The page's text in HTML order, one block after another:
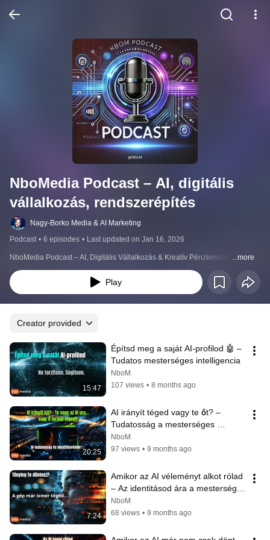
NboMedia Podcast – AI, digitális
vállalkozás, rendszerépítés
Nagy-Borko Media & AI Marketing
Podcast • 6 episodes • Last updated on Jan 16, 2026
NboMedia Podcast – AI, Digitális Vállalkozás & Kreatív Pénzkeresés ...more
Play
Creator provided
15:47
Építsd meg a saját AI-profilod 🤖 –
Tudatos mesterséges intelligencia
NboM
107 views • 8 months ago
20:25
AI irányít téged vagy te őt? –
Tudatosság a mesterséges
intelligencia korában
NboM
97 views • 9 months ago
7:24
Amikor az AI véleményt alkot rólad
– Az identitásod ára a mesterséges
intelligencia korában
NboM
68 views • 9 months ago